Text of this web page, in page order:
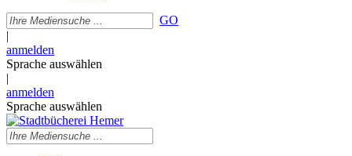
GO
|
anmelden
Sprache auswählen
|
anmelden
Sprache auswählen